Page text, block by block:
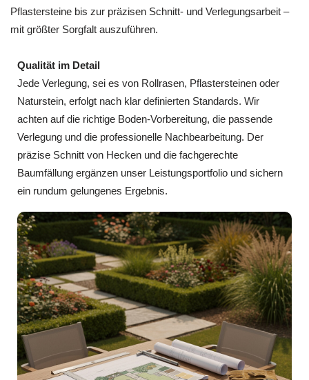
Pflastersteine bis zur präzisen Schnitt‑ und Verlegungsarbeit –
mit größter Sorgfalt auszuführen.
Qualität im Detail
Jede Verlegung, sei es von Rollrasen, Pflastersteinen oder
Naturstein, erfolgt nach klar definierten Standards. Wir
achten auf die richtige Boden‑Vorbereitung, die passende
Verlegung und die professionelle Nachbearbeitung. Der
präzise Schnitt von Hecken und die fachgerechte
Baumfällung ergänzen unser Leistungsportfolio und sichern
ein rundum gelungenes Ergebnis.